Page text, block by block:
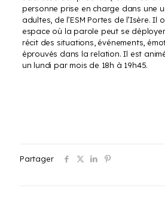
personne prise en charge dans une
adultes, de l’ESM Portes de l’Isère. Il
espace où la parole peut se
récit des situations, événements,
éprouvés dans la relation. Il est
un lundi par mois de 18h à 19h45.
Partager